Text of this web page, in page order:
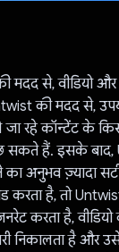
से, वीडियो
की मदद से,
जा रहे कॉन्टेंट के
सकते हैं. इसके
का अनुभव ज़्यादा
करता है, तो
करता है,
निकालता है और